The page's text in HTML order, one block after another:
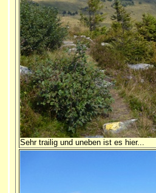
Sehr trailig und uneben ist es hier...